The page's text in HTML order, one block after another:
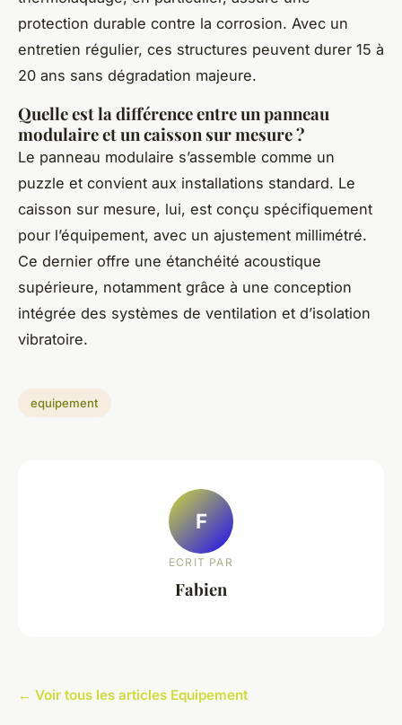
protection durable contre la corrosion. Avec un
entretien régulier, ces structures peuvent durer 15 à
20 ans sans dégradation majeure.
Quelle est la différence entre un panneau
modulaire et un caisson sur mesure ?
Le panneau modulaire s’assemble comme un
puzzle et convient aux installations standard. Le
caisson sur mesure, lui, est conçu spécifiquement
pour l’équipement, avec un ajustement millimétré.
Ce dernier offre une étanchéité acoustique
supérieure, notamment grâce à une conception
intégrée des systèmes de ventilation et d’isolation
vibratoire.
equipement
F
ECRIT PAR
Fabien
← Voir tous les articles Equipement